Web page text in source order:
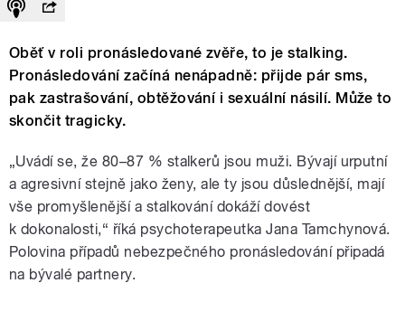
Oběť v roli pronásledované zvěře, to je stalking.
Pronásledování začíná nenápadně: přijde pár sms,
pak zastrašování, obtěžování i sexuální násilí. Může to
skončit tragicky.
„Uvádí se, že 80–87 % stalkerů jsou muži. Bývají urputní
a agresivní stejně jako ženy, ale ty jsou důslednější, mají
vše promyšlenější a stalkování dokáží dovést
k dokonalosti,“ říká psychoterapeutka Jana Tamchynová.
Polovina případů nebezpečného pronásledování připadá
na bývalé partnery.